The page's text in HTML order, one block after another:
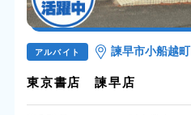
アルバイト 諫早市小船越町
東京書店 諫早店